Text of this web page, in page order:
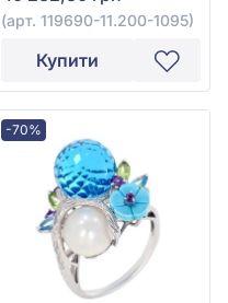
(арт. 119690-11.200-1095)
Купити
-70%